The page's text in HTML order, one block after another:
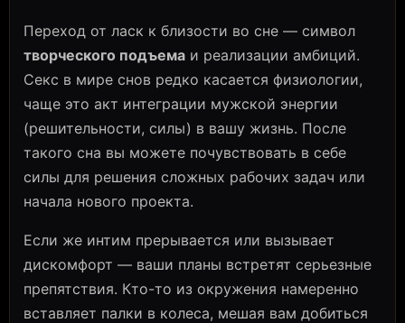
Переход от ласк к близости во сне — символ
творческого подъема и реализации амбиций.
Секс в мире снов редко касается физиологии,
чаще это акт интеграции мужской энергии
(решительности, силы) в вашу жизнь. После
такого сна вы можете почувствовать в себе
силы для решения сложных рабочих задач или
начала нового проекта.
Если же интим прерывается или вызывает
дискомфорт — ваши планы встретят серьезные
препятствия. Кто-то из окружения намеренно
вставляет палки в колеса, мешая вам добиться